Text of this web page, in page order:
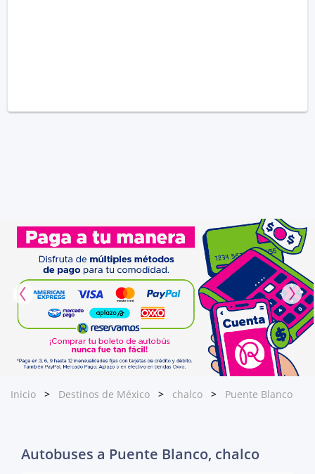
Inicio Destinos de México chalco Puente Blanco
Autobuses a Puente Blanco, chalco